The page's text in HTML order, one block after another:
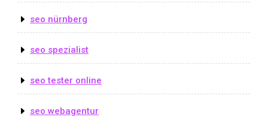
seo nürnberg
seo spezialist
seo tester online
seo webagentur